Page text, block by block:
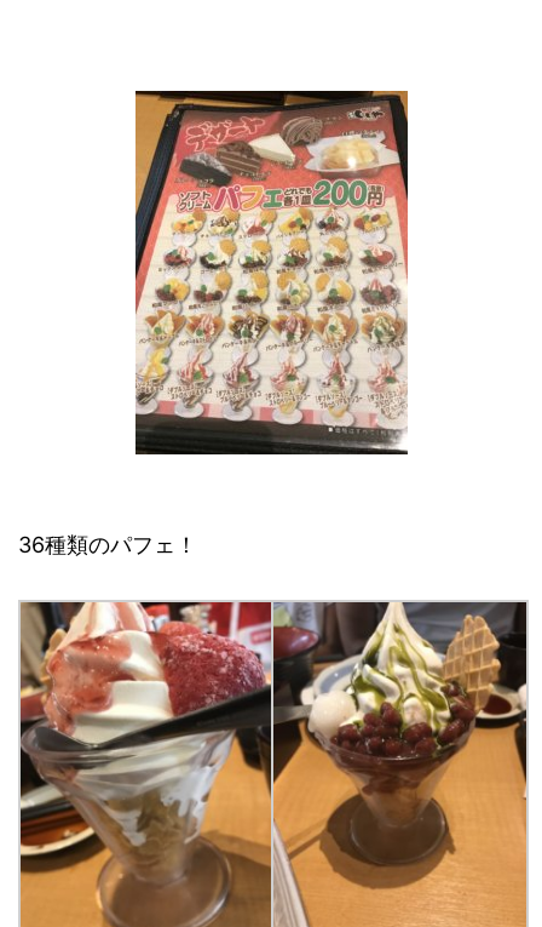
36種類のパフェ！